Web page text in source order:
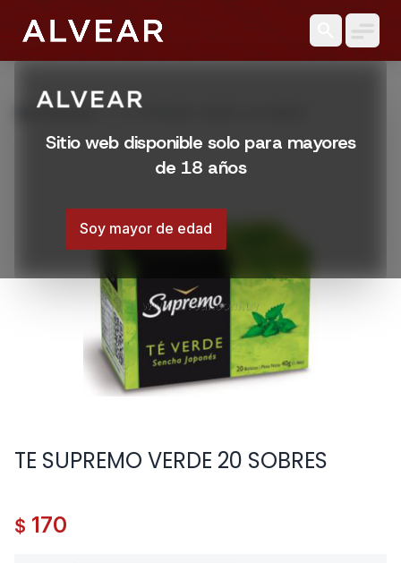
Sitio web disponible solo para mayores
de 18 años
Soy mayor de edad
Productos TE SUPREMO VERDE 20 SOBRES
TE SUPREMO VERDE 20 SOBRES
$ 170